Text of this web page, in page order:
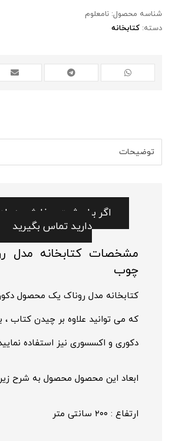
شناسه محصول:نامعلوم
دسته:کتابخانه
اگر برای ثبت سفارش به
دارید تماس بگیرید
مشخصات کتابخانه مدل
چوب
کتابخانه مدل روناک یک محصول
که می توانید علاوه بر چیدن کتاب ،
دکوری و اکسسوری نیز استفاده
ابعاد این محصول محصول به شرح
ارتفاع : ۲۰۰ سانتی متر